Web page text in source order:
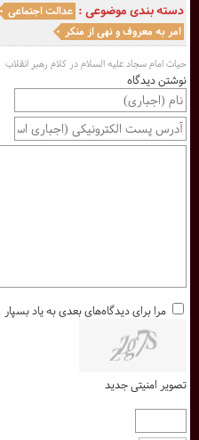
دسته بندی موضوعی : عدالت اجتماعی
امر به معروف و نهی از منکر
حيات امام سجاد علیه السلام در كلام رهبر انقلاب
نوشتن دیدگاه
مرا برای دیدگاه‌های بعدی به یاد بسپار
تصویر امنیتی جدید